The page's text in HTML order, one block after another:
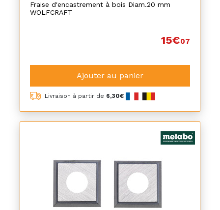
Fraise d'encastrement à bois Diam.20 mm
WOLFCRAFT
15€07
Ajouter au panier
Livraison à partir de 6,30€